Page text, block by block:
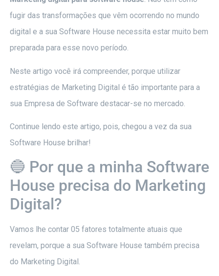
fugir das transformações que vêm ocorrendo no mundo
digital e a sua Software House necessita estar muito bem
preparada para esse novo período.
Neste artigo você irá compreender, porque utilizar
estratégias de Marketing Digital é tão importante para a
sua Empresa de Software destacar-se no mercado.
Continue lendo este artigo, pois, chegou a vez da sua
Software House brilhar!
🔵 Por que a minha Software
House precisa do Marketing
Digital?
Vamos lhe contar 05 fatores totalmente atuais que
revelam, porque a sua Software House também precisa
do Marketing Digital.